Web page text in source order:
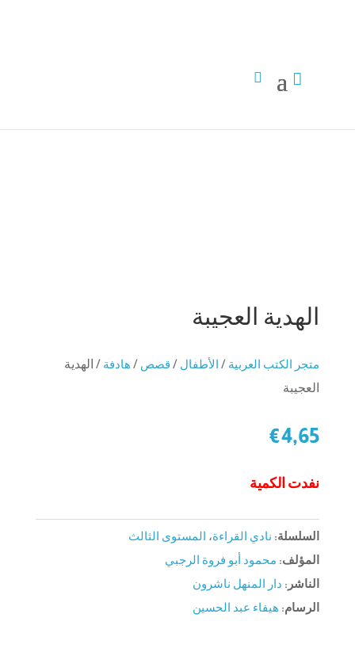


الهدية العجيبة
متجر الكتب العربية / الأطفال / قصص / هادفة / الهدية
العجيبة
€4,65
نفدت الكمية
السلسلة: نادي القراءة، المستوى الثالث
المؤلف: محمود أبو فروة الرجبي
الناشر: دار المنهل ناشرون
الرسام: هيفاء عبد الحسين